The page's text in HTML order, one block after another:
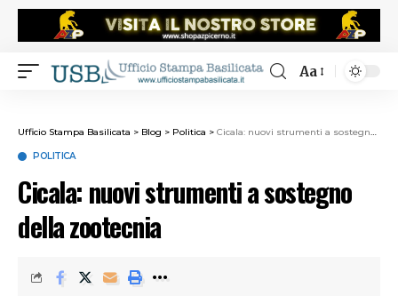
Aa
Ufficio Stampa Basilicata > Blog > Politica > Cicala: nuovi strumenti a sostegno della zootecnia
POLITICA
Cicala: nuovi strumenti a sostegno
della zootecnia